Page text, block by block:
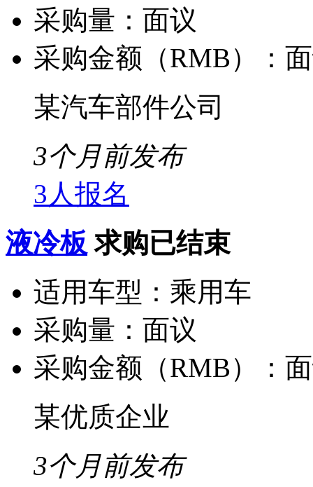
采购量： 面议
采购金额（RMB）：
某汽车部件公司
3个月前发布
3人报名
液冷板 求购已结束
适用车型： 乘用车
采购量： 面议
采购金额（RMB）：
某优质企业
3个月前发布